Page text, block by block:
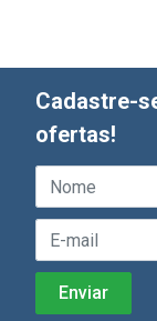
Cadastre-
ofertas!